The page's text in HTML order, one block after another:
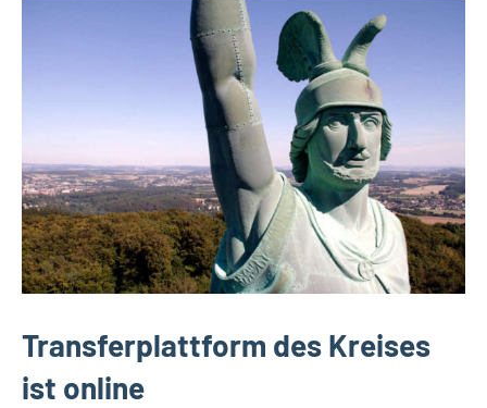
Transferplattform des Kreises
ist online